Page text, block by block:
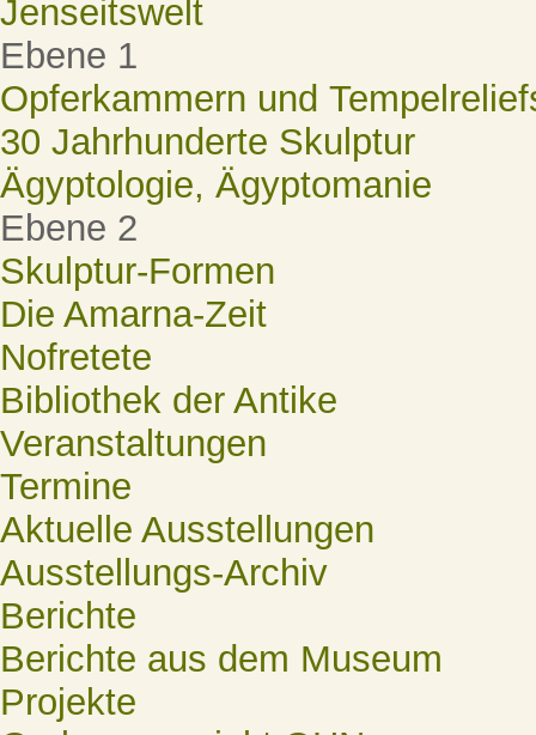
Jenseitswelt
Ebene 1
Opferkammern und
30 Jahrhunderte Skulptur
Ägyptologie, Ägyptomanie
Ebene 2
Skulptur-Formen
Die Amarna-Zeit
Nofretete
Bibliothek der Antike
Veranstaltungen
Termine
Aktuelle Ausstellungen
Ausstellungs-Archiv
Berichte
Berichte aus dem Museum
Projekte